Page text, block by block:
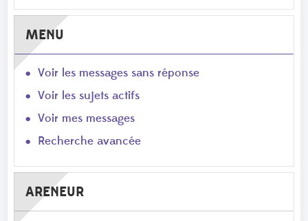
MENU
Voir les messages sans réponse
Voir les sujets actifs
Voir mes messages
Recherche avancée
ARENEUR